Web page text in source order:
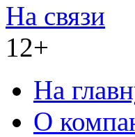
На связи
12+
На
О